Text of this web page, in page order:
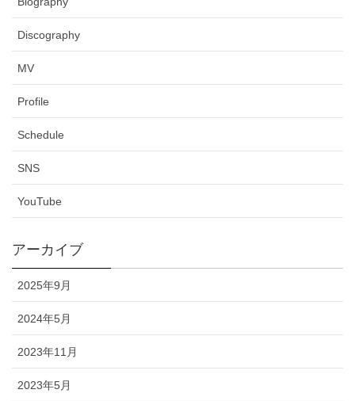
Discography
MV
Profile
Schedule
SNS
YouTube
アーカイブ
2025年9月
2024年5月
2023年11月
2023年5月